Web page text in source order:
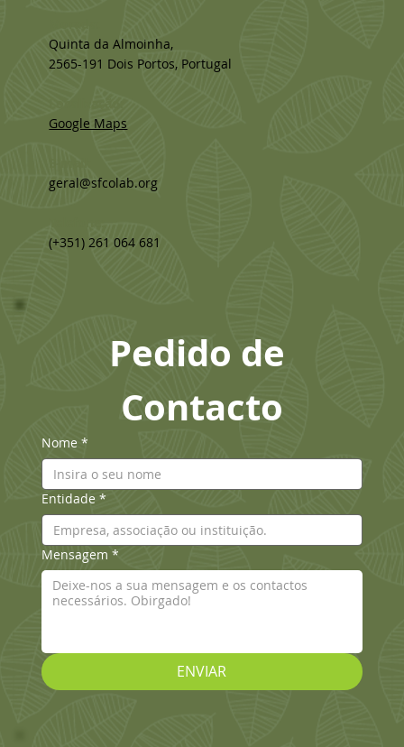
Pedido de
Contacto
Nome *
Entidade *
Mensagem *
ENVIAR
Quinta da Almoinha,
2565-191 Dois Portos, Portugal
Google Maps
geral@sfcolab.org
(+351) 261 064 681